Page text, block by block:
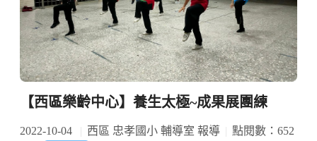
【西區樂齡中心】養生太極~成果展團練
2022-10-04 西區 忠孝國小 輔導室 報導
點閱數：652